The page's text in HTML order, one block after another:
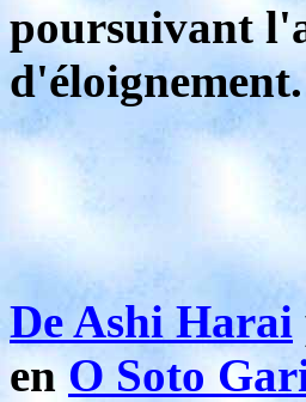
poursuivant
d'éloignement.
De Ashi Harai
enO Soto